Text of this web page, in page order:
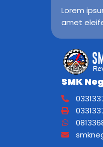
Lorem
amet
SMK